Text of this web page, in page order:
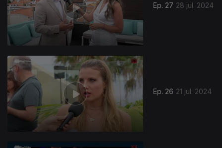
Ep. 27 28 jul. 2024
Ep. 26 21 jul. 2024